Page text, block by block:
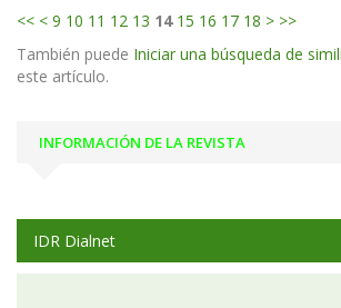
<< < 9 10 11 12 13 14 15 16 17 18 > >>
También puede Iniciar una búsqueda de
este artículo.
INFORMACIÓN DE LA REVISTA
IDR Dialnet